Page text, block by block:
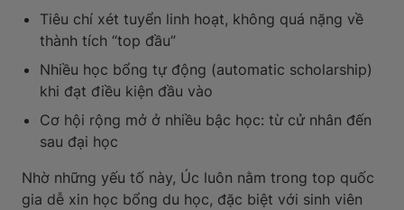
Tiêu chí xét tuyển linh hoạt, không quá nặng về
thành tích “top đầu”
Nhiều học bổng tự động (automatic scholarship)
khi đạt điều kiện đầu vào
Cơ hội rộng mở ở nhiều bậc học: từ cử nhân đến
sau đại học
Nhờ những yếu tố này, Úc luôn nằm trong top quốc
gia dễ xin học bổng du học, đặc biệt với sinh viên